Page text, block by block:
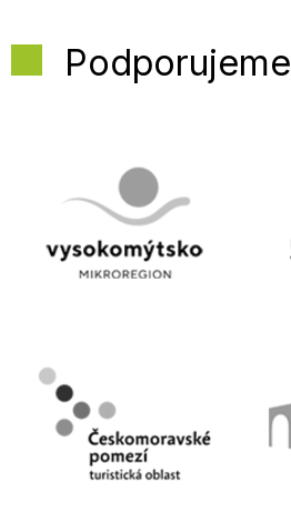
Podporujeme